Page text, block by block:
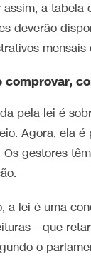
a tabela
deverão
mensais
pela lei é
Agora, ela
gestores
a lei é uma
– que
o